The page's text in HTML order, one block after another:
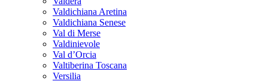
Valdichiana Aretina
Valdichiana Senese
Val di Merse
Valdinievole
Val d’Orcia
Valtiberina Toscana
Versilia